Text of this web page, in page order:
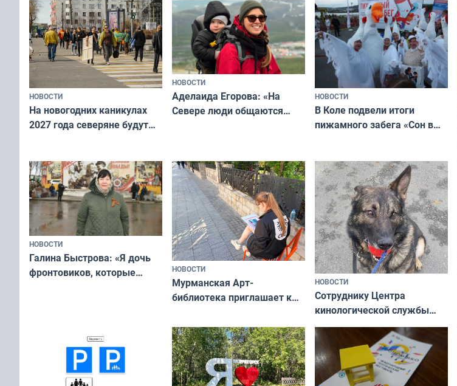
НОВОСТИ
На новогодних каникулах
2027 года северяне будут
НОВОСТИ
Аделаида Егорова: «На
Севере люди общаются
НОВОСТИ
В Коле подвели итоги
пижамного забега «Сон в
НОВОСТИ
Галина Быстрова: «Я дочь
фронтовиков, которые
НОВОСТИ
Мурманская Арт-
библиотека приглашает к
и фотографов
НОВОСТИ
Сотруднику Центра
кинологической службы
ищут новый дом